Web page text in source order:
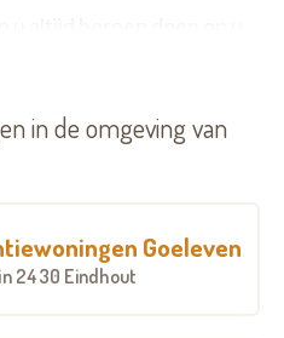
er onmiddellijk iemand
in de omgeving van
Goeleven
in 2430 Eindhout